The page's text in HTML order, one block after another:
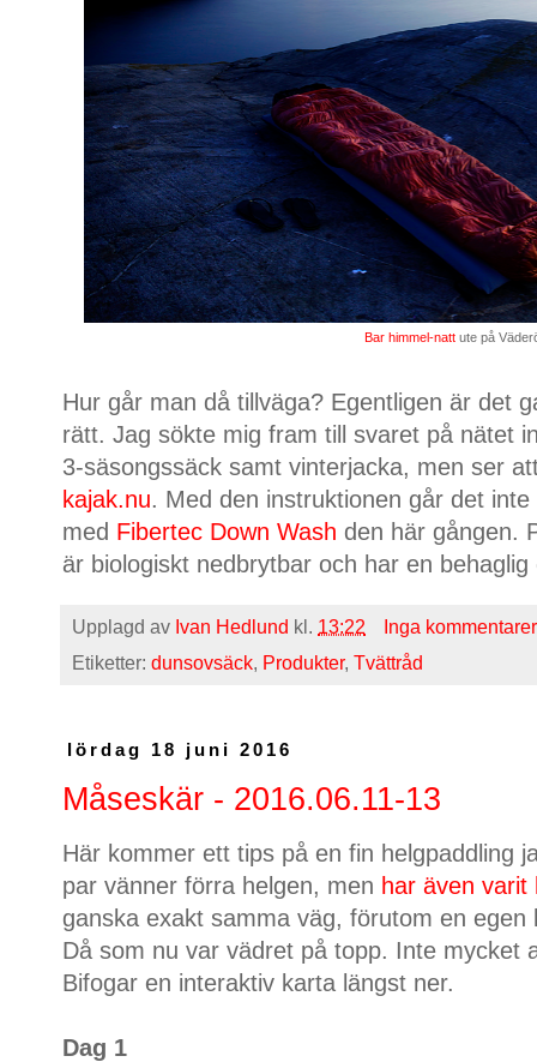
Bar himmel-natt ute på
Hur går man då tillväga? Egentligen är det
rätt. Jag sökte mig fram till svaret på nätet
3-säsongssäck samt vinterjacka, men ser
kajak.nu. Med den instruktionen går det
med Fibertec Down Wash den här gången.
är biologiskt nedbrytbar och har en
Upplagd av Ivan Hedlund kl. 13:22
Inga
Etiketter: dunsovsäck, Produkter, Tvättråd
lördag 18 juni 2016
Måseskär - 2016.06.11-13
Här kommer ett tips på en fin helgpaddling
par vänner förra helgen, men har även varit
ganska exakt samma väg, förutom en
Då som nu var vädret på topp. Inte mycket
Bifogar en interaktiv karta längst ner.
Dag 1